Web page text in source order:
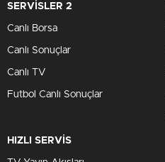
SERVİSLER 2
Canlı Borsa
Canlı Sonuçlar
Canlı TV
Futbol Canlı Sonuçlar
HIZLI SERVİS